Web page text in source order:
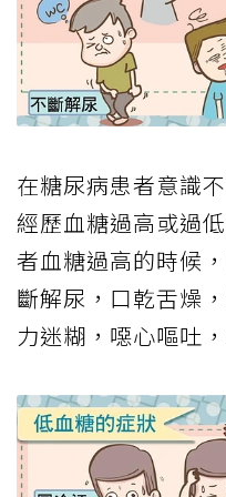
在糖尿病患者意識
經歷血糖過高或過
者血糖過高的時候
斷解尿，口乾舌燥
力迷糊，噁心嘔吐